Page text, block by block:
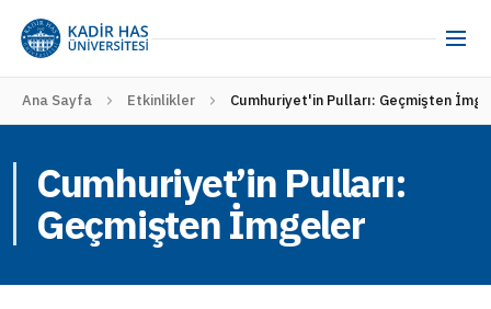
Ana Sayfa Etkinlikler Cumhuriyet'in Pulları: Geçmişten
Cumhuriyet’in Pulları:
Geçmişten İmgeler